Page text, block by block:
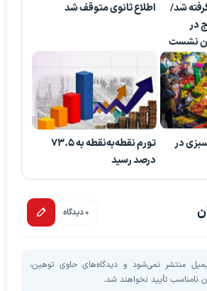
شد/
در
نشست
اطلاع ثانوی متوقف شد
در
تورم نقطه‌به‌نقطه به ۷۳.۵
درصد رسید
0 دیدگاه
منتشر نمی‌شود و دیدگاه‌های حاوی توهین،
نامناسب تأیید نخواهند شد.